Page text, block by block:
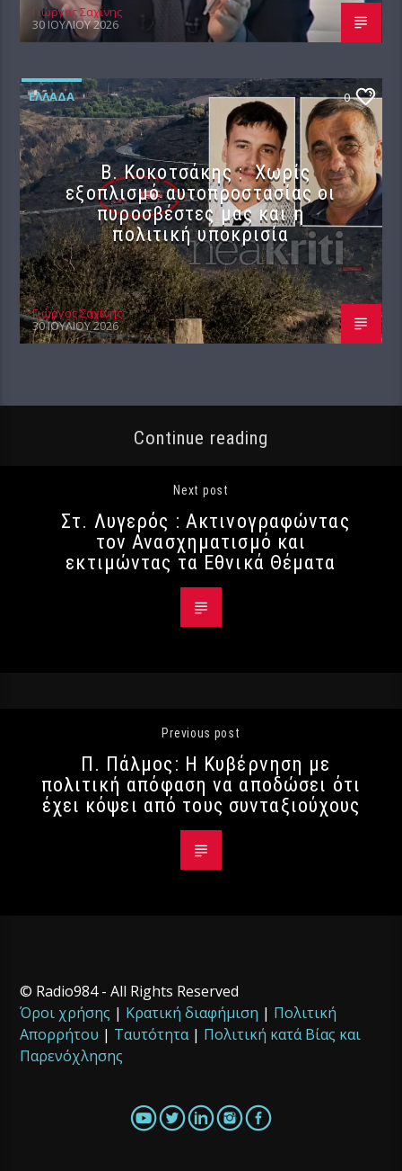
Γιώργος Σαχίνης
30 ΙΟΥΛΊΟΥ 2026
ΕΛΛΆΔΑ 0
Β. Κοκοτσάκης : Χωρίς
εξοπλισμό αυτοπροστασίας οι
πυροσβέστες μας και η
πολιτική υποκρισία
Γιώργος Σαχίνης
30 ΙΟΥΛΊΟΥ 2026
Continue reading
Next post
Στ. Λυγερός : Ακτινογραφώντας
τον Ανασχηματισμό και
εκτιμώντας τα Εθνικά Θέματα
Previous post
Π. Πάλμος: Η Κυβέρνηση με
πολιτική απόφαση να αποδώσει ότι
έχει κόψει από τους συνταξιούχους
© Radio984 - All Rights Reserved
Όροι χρήσης | Κρατική διαφήμιση | Πολιτική
Απορρήτου | Ταυτότητα| Πολιτική κατά Βίας και
Παρενόχλησης